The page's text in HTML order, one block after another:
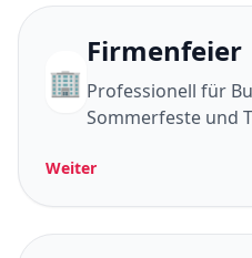
🏢
Firmenfeier
Professionell für
Sommerfeste und
Weiter